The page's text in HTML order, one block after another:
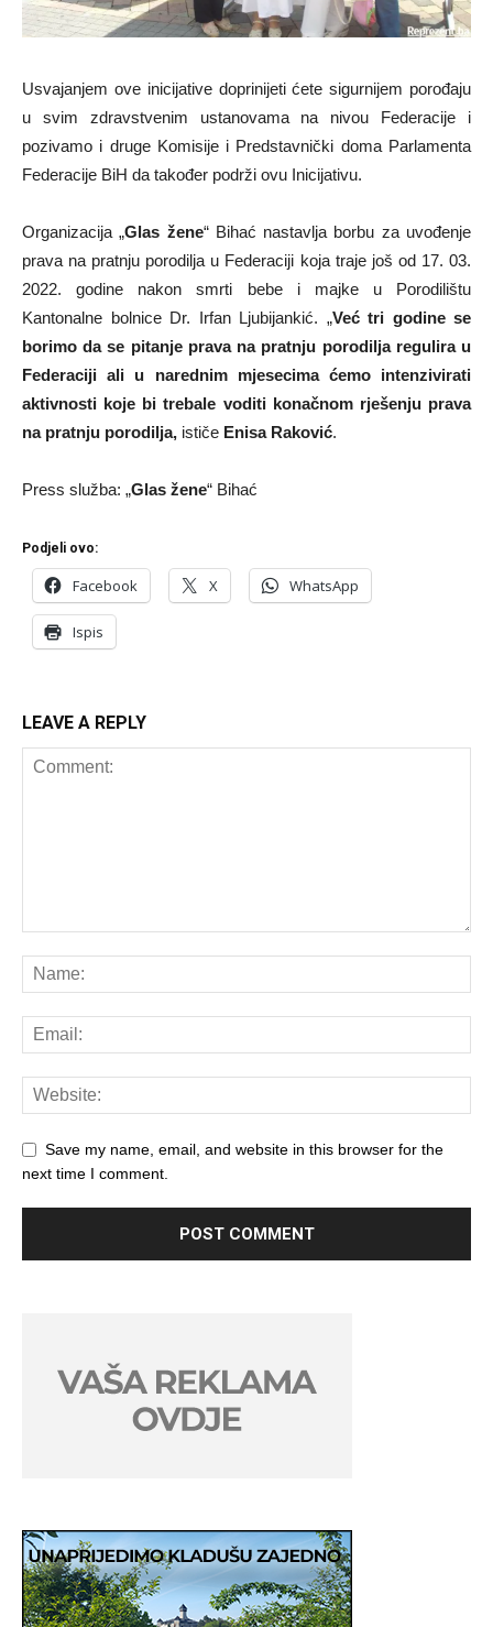
Usvajanjem ove inicijative doprinijeti ćete sigurnijem porođaju
u svim zdravstvenim ustanovama na nivou Federacije i
pozivamo i druge Komisije i Predstavnički doma Parlamenta
Federacije BiH da također podrži ovu Inicijativu.
Organizacija „Glas žene“ Bihać nastavlja borbu za uvođenje
prava na pratnju porodilja u Federaciji koja traje još od 17. 03.
2022. godine nakon smrti bebe i majke u Porodilištu
Kantonalne bolnice Dr. Irfan Ljubijankić. „Već tri godine se
borimo da se pitanje prava na pratnju porodilja regulira u
Federaciji ali u narednim mjesecima ćemo intenzivirati
aktivnosti koje bi trebale voditi konačnom rješenju prava
na pratnju porodilja, ističe Enisa Raković.
Press služba: „Glas žene“ Bihać
Podjeli ovo:
Facebook X WhatsApp
Ispis
LEAVE A REPLY
Save my name, email, and website in this browser for the
next time I comment.